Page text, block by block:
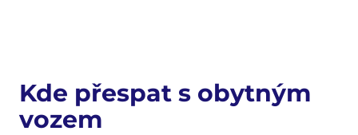
Kde přespat s obytným
vozem